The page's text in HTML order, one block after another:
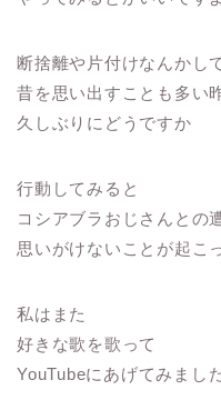
断捨離や片付けなんかし
昔を思い出すことも多い
久しぶりにどうですか
行動してみると
コシアブラおじさんとの
思いがけないことが起こ
私はまた
好きな歌を歌って
YouTubeにあげてみまし